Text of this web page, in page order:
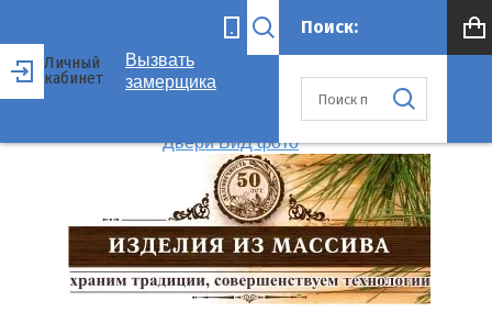
Личный
кабинет
Вызвать
замерщика